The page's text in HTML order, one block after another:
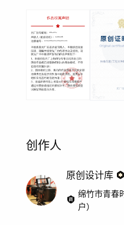
创作人
原创设计库
绵竹市青春
户）